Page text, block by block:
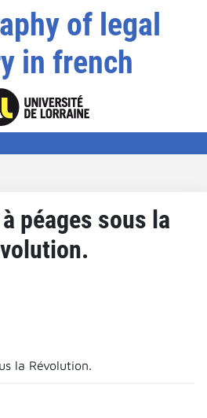
of legal
in french
péages sous la
la Révolution.